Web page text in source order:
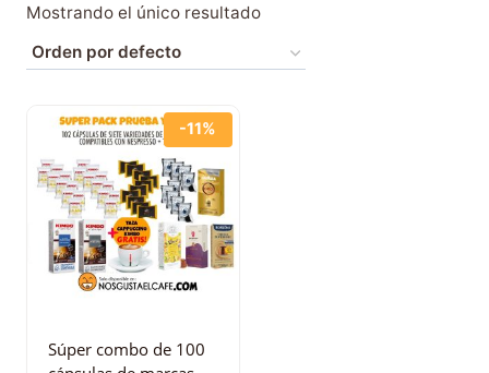
Mostrando el único resultado
-11%
Súper combo de 100